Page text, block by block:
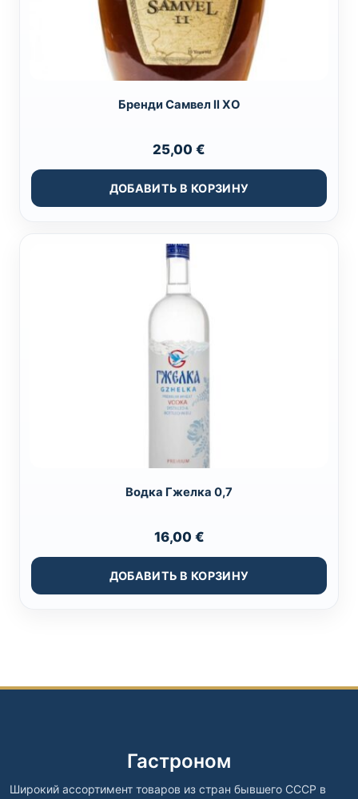
Бренди Самвел ll XO
25,00 €
ДОБАВИТЬ В КОРЗИНУ
Водка Гжелка 0,7
16,00 €
ДОБАВИТЬ В КОРЗИНУ
Гастроном
Широкий ассортимент товаров из стран бывшего СССР в